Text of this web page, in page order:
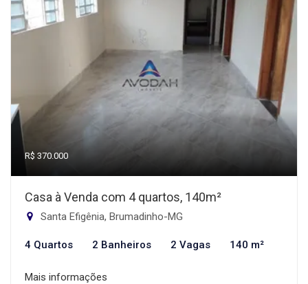
R$ 370.000
Casa à Venda com 4 quartos, 140m²
Santa Efigênia, Brumadinho-MG
4 Quartos 2 Banheiros 2 Vagas 140 m²
Mais informações